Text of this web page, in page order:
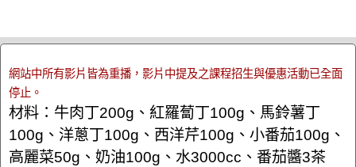
網站中所有影片皆為重播，影片中提及之課程招生與優惠活動已全面
停止。
材料：牛肉丁200g、紅羅蔔丁100g、馬鈴薯丁
100g、洋蔥丁100g、西洋芹100g、小番茄100g、
高麗菜50g、奶油100g、水3000cc、番茄醬3茶